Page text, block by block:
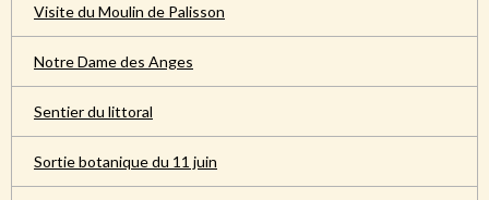
Visite du Moulin de Palisson
Notre Dame des Anges
Sentier du littoral
Sortie botanique du 11 juin